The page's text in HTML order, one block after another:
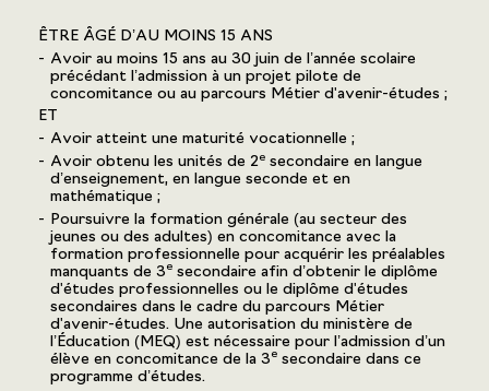
ÊTRE ÂGÉ D’AU MOINS 15 ANS
Avoir au moins 15 ans au 30 juin de l’année scolaire
précédant l’admission à un projet pilote de
concomitance ou au parcours Métier d'avenir-études ;
ET
Avoir atteint une maturité vocationnelle ;
Avoir obtenu les unités de 2e secondaire en langue
d’enseignement, en langue seconde et en
mathématique ;
Poursuivre la formation générale (au secteur des
jeunes ou des adultes) en concomitance avec la
formation professionnelle pour acquérir les préalables
manquants de 3e secondaire afin d’obtenir le diplôme
d'études professionnelles ou le diplôme d'études
secondaires dans le cadre du parcours Métier
d'avenir-études. Une autorisation du ministère de
l’Éducation (MEQ) est nécessaire pour l’admission d’un
élève en concomitance de la 3e secondaire dans ce
programme d’études.